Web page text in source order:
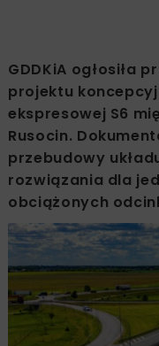
GDDKiA ogłosiła
projektu
ekspresowej S6
Rusocin.
przebudowy
rozwiązania dla
obciążonych